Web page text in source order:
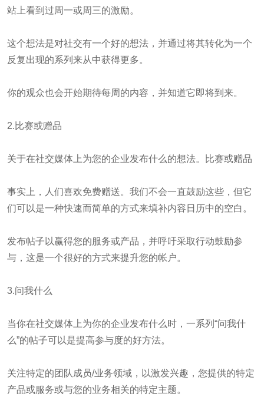
站上看到过周一或周三的激励。
这个想法是对社交有一个好的想法，并通过将其转化为一个
反复出现的系列来从中获得更多。
你的观众也会开始期待每周的内容，并知道它即将到来。
2.比赛或赠品
关于在社交媒体上为您的企业发布什么的想法。比赛或赠品
事实上，人们喜欢免费赠送。我们不会一直鼓励这些，但它
们可以是一种快速而简单的方式来填补内容日历中的空白。
发布帖子以赢得您的服务或产品，并呼吁采取行动鼓励参
与，这是一个很好的方式来提升您的帐户。
3.问我什么
当你在社交媒体上为你的企业发布什么时，一系列“问我什
么”的帖子可以是提高参与度的好方法。
关注特定的团队成员/业务领域，以激发兴趣，您提供的特定
产品或服务或与您的业务相关的特定主题。